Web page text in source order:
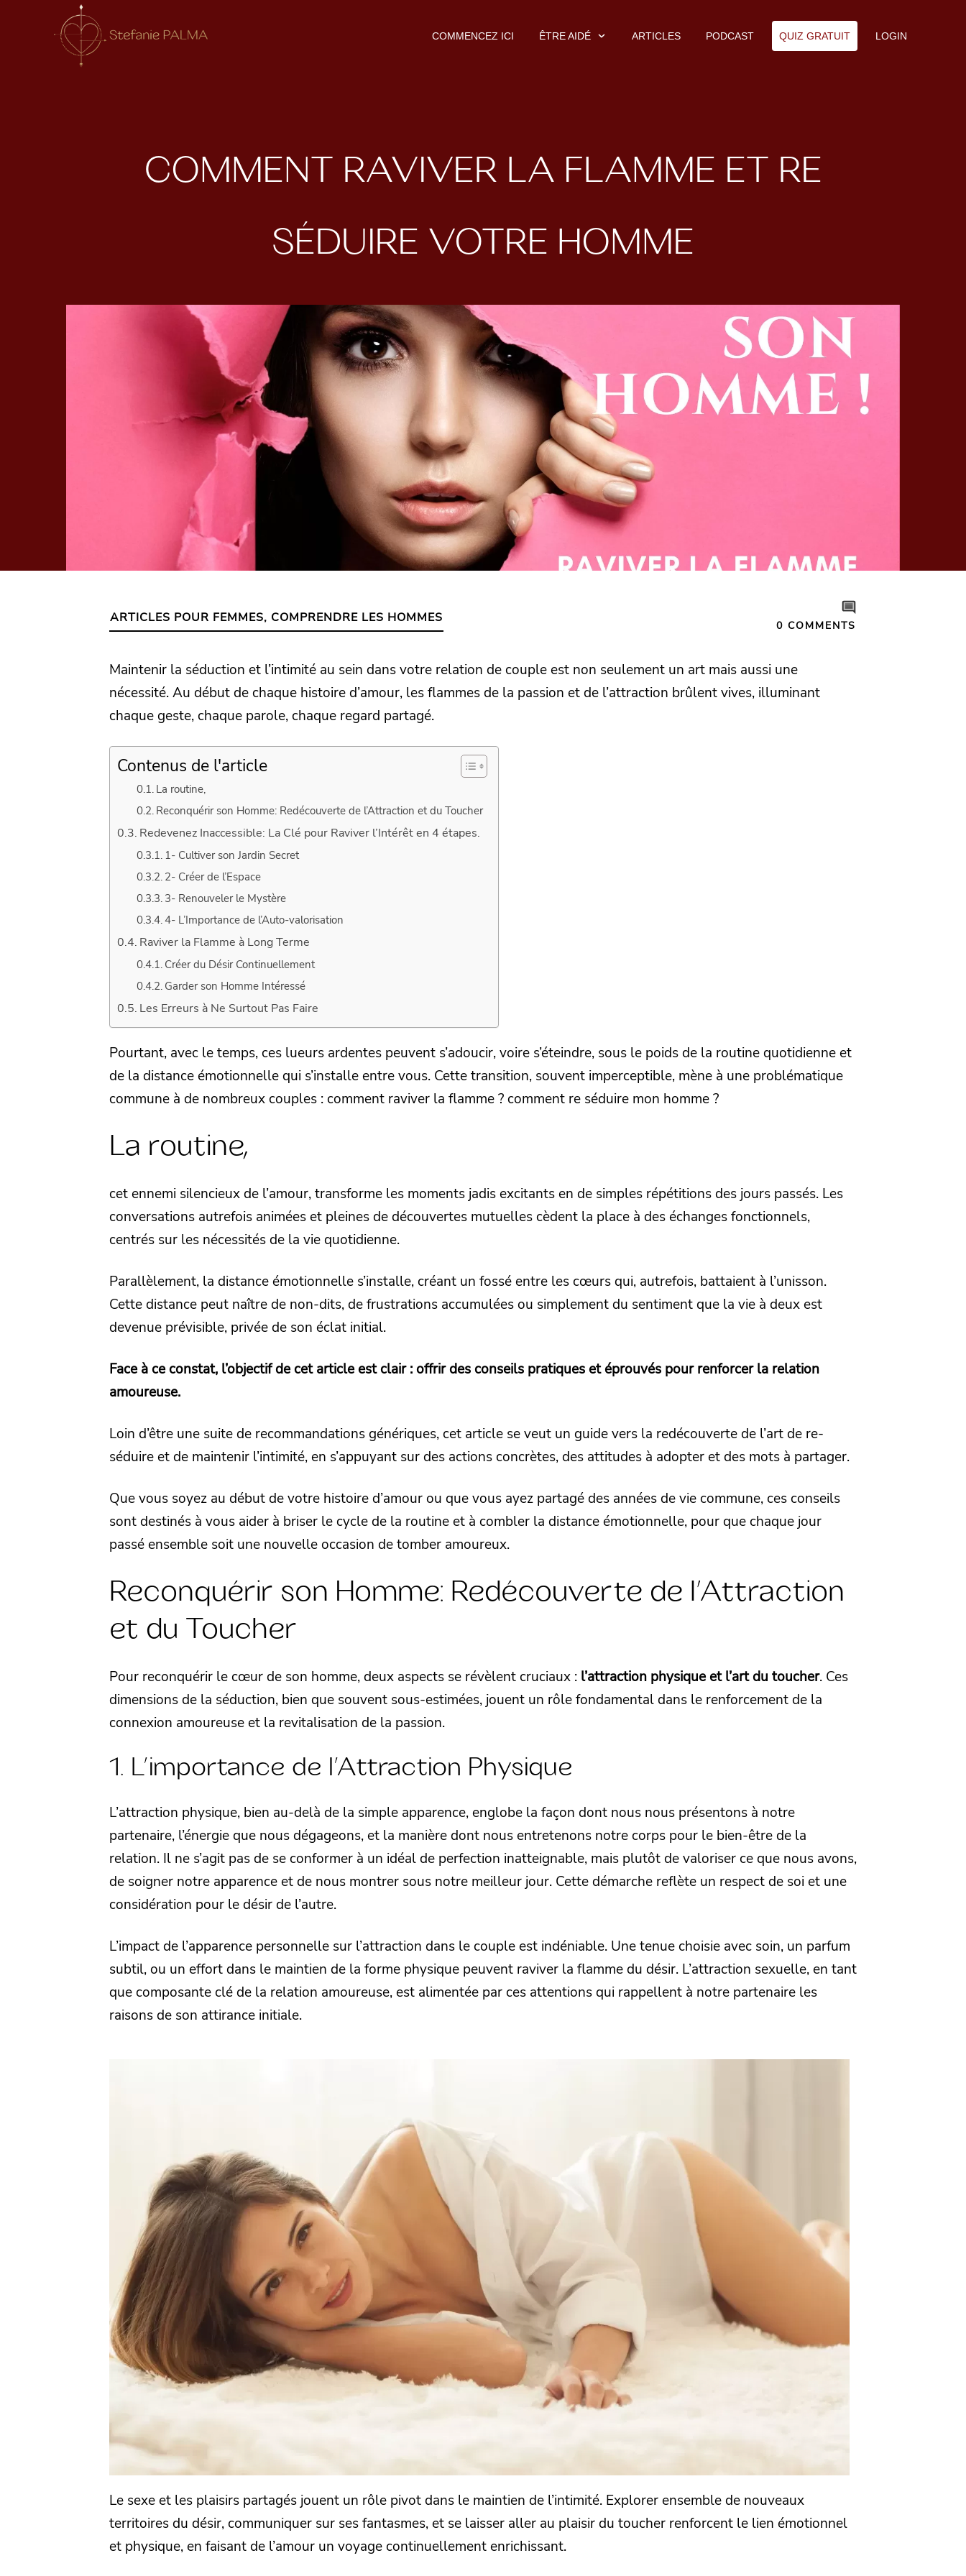
COMMENCEZ ICI ÊTRE AIDÉ ARTICLES PODCAST QUIZ GRATUIT LOGIN
COMMENT RAVIVER LA FLAMME ET RE
SÉDUIRE VOTRE HOMME
ARTICLES POUR FEMMES, COMPRENDRE LES HOMMES
0 COMMENTS
Maintenir la séduction et l’intimité au sein dans votre relation de couple est non seulement un art mais aussi une
nécessité. Au début de chaque histoire d’amour, les flammes de la passion et de l’attraction brûlent vives, illuminant
chaque geste, chaque parole, chaque regard partagé.
Contenus de l'article
La routine,
Reconquérir son Homme: Redécouverte de l’Attraction et du Toucher
Redevenez Inaccessible: La Clé pour Raviver l’Intérêt en 4 étapes.
1- Cultiver son Jardin Secret
2- Créer de l’Espace
3- Renouveler le Mystère
4- L’Importance de l’Auto-valorisation
Raviver la Flamme à Long Terme
Créer du Désir Continuellement
Garder son Homme Intéressé
Les Erreurs à Ne Surtout Pas Faire
Pourtant, avec le temps, ces lueurs ardentes peuvent s’adoucir, voire s’éteindre, sous le poids de la routine quotidienne et
de la distance émotionnelle qui s’installe entre vous. Cette transition, souvent imperceptible, mène à une problématique
commune à de nombreux couples : comment raviver la flamme ? comment re séduire mon homme ?
La routine,
cet ennemi silencieux de l’amour, transforme les moments jadis excitants en de simples répétitions des jours passés. Les
conversations autrefois animées et pleines de découvertes mutuelles cèdent la place à des échanges fonctionnels,
centrés sur les nécessités de la vie quotidienne.
Parallèlement, la distance émotionnelle s’installe, créant un fossé entre les cœurs qui, autrefois, battaient à l’unisson.
Cette distance peut naître de non-dits, de frustrations accumulées ou simplement du sentiment que la vie à deux est
devenue prévisible, privée de son éclat initial.
Face à ce constat, l’objectif de cet article est clair : offrir des conseils pratiques et éprouvés pour renforcer la relation
amoureuse.
Loin d’être une suite de recommandations génériques, cet article se veut un guide vers la redécouverte de l’art de re-
séduire et de maintenir l’intimité, en s’appuyant sur des actions concrètes, des attitudes à adopter et des mots à partager.
Que vous soyez au début de votre histoire d’amour ou que vous ayez partagé des années de vie commune, ces conseils
sont destinés à vous aider à briser le cycle de la routine et à combler la distance émotionnelle, pour que chaque jour
passé ensemble soit une nouvelle occasion de tomber amoureux.
Reconquérir son Homme: Redécouverte de l’Attraction
et du Toucher
Pour reconquérir le cœur de son homme, deux aspects se révèlent cruciaux : l’attraction physique et l’art du toucher. Ces
dimensions de la séduction, bien que souvent sous-estimées, jouent un rôle fondamental dans le renforcement de la
connexion amoureuse et la revitalisation de la passion.
1. L’importance de l’Attraction Physique
L’attraction physique, bien au-delà de la simple apparence, englobe la façon dont nous nous présentons à notre
partenaire, l’énergie que nous dégageons, et la manière dont nous entretenons notre corps pour le bien-être de la
relation. Il ne s’agit pas de se conformer à un idéal de perfection inatteignable, mais plutôt de valoriser ce que nous avons,
de soigner notre apparence et de nous montrer sous notre meilleur jour. Cette démarche reflète un respect de soi et une
considération pour le désir de l’autre.
L’impact de l’apparence personnelle sur l’attraction dans le couple est indéniable. Une tenue choisie avec soin, un parfum
subtil, ou un effort dans le maintien de la forme physique peuvent raviver la flamme du désir. L’attraction sexuelle, en tant
que composante clé de la relation amoureuse, est alimentée par ces attentions qui rappellent à notre partenaire les
raisons de son attirance initiale.
Le sexe et les plaisirs partagés jouent un rôle pivot dans le maintien de l’intimité. Explorer ensemble de nouveaux
territoires du désir, communiquer sur ses fantasmes, et se laisser aller au plaisir du toucher renforcent le lien émotionnel
et physique, en faisant de l’amour un voyage continuellement enrichissant.